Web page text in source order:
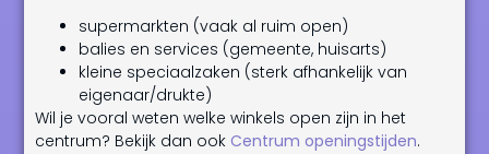
supermarkten (vaak al ruim open)
balies en services (gemeente, huisarts)
kleine speciaalzaken (sterk afhankelijk van
eigenaar/drukte)
Wil je vooral weten welke winkels open zijn in het
centrum? Bekijk dan ook Centrum openingstijden.